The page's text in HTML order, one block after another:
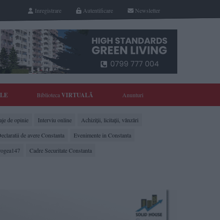
Newsletter
Autentificare
Inregistrare
BibliotecaVIRTUALĂ Anunturi
de opinie Interviu online
Achiziții, licitații, vânzări
de avere Constanta
Evenimente in Constanta
Cadre Securitate Constanta